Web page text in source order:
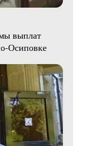
выплат
Осиповке